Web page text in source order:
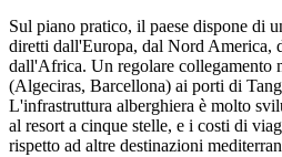
Sul piano pratico, il paese dispone di
diretti dall'Europa, dal Nord America,
dall'Africa. Un regolare collegamento
(Algeciras, Barcellona) ai porti di
L'infrastruttura alberghiera è molto
al resort a cinque stelle, e i costi di
rispetto ad altre destinazioni